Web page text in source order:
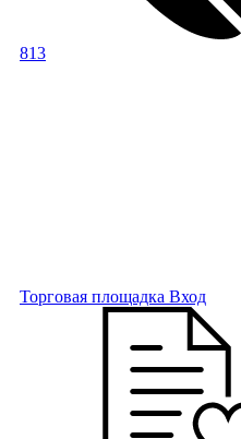
813
Торговая площадка Вход